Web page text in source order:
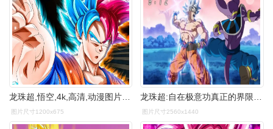
图片尺寸1200x675 图片尺寸2560x1440